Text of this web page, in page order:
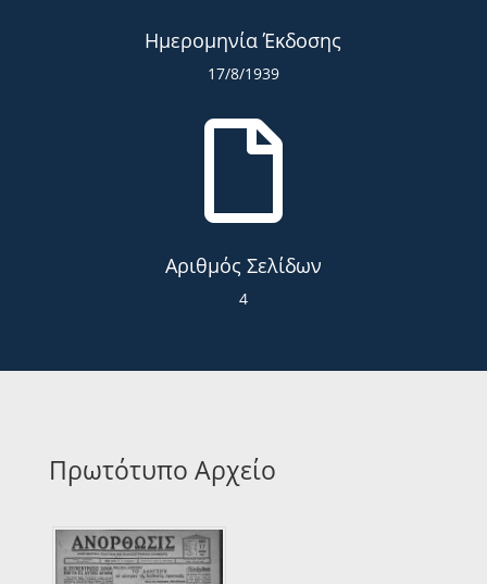
Ημερομηνία Έκδοσης
17/8/1939

Αριθμός Σελίδων
4
Πρωτότυπο Αρχείο